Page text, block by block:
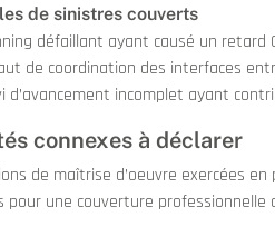
de sinistres couverts
défaillant ayant causé un retard
de coordination des interfaces
d’avancement incomplet ayant
connexes à déclarer
de maîtrise d’oeuvre exercées
pour une couverture professionnelle